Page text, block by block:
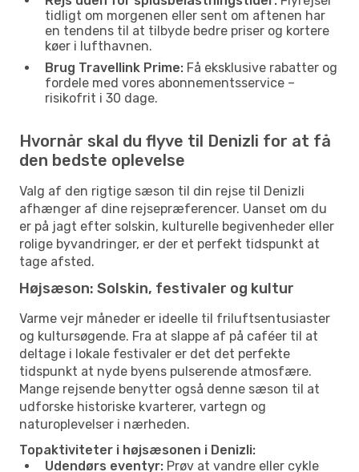
tidligt om morgenen eller sent om aftenen har
en tendens til at tilbyde bedre priser og kortere
køer i lufthavnen.
Brug Travellink Prime: Få eksklusive rabatter og
fordele med vores abonnementsservice –
risikofrit i 30 dage.
Hvornår skal du flyve til Denizli for at få
den bedste oplevelse
Valg af den rigtige sæson til din rejse til Denizli
afhænger af dine rejsepræferencer. Uanset om du
er på jagt efter solskin, kulturelle begivenheder eller
rolige byvandringer, er der et perfekt tidspunkt at
tage afsted.
Højsæson: Solskin, festivaler og kultur
Varme vejr måneder er ideelle til friluftsentusiaster
og kultursøgende. Fra at slappe af på caféer til at
deltage i lokale festivaler er det det perfekte
tidspunkt at nyde byens pulserende atmosfære.
Mange rejsende benytter også denne sæson til at
udforske historiske kvarterer, vartegn og
naturoplevelser i nærheden.
Topaktiviteter i højsæsonen i Denizli:
Udendørs eventyr: Prøv at vandre eller cykle